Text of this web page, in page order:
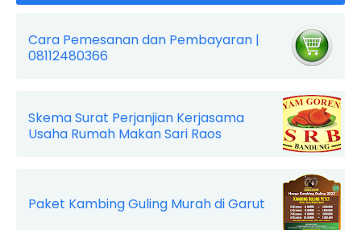
Cara Pemesanan dan Pembayaran |
08112480366
Skema Surat Perjanjian Kerjasama
Usaha Rumah Makan Sari Raos
Paket Kambing Guling Murah di Garut